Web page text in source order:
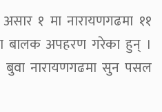
१ मा नारायणगढमा ११
बालक अपहरण गरेका हुन् ।
नारायणगढमा सुन पसल